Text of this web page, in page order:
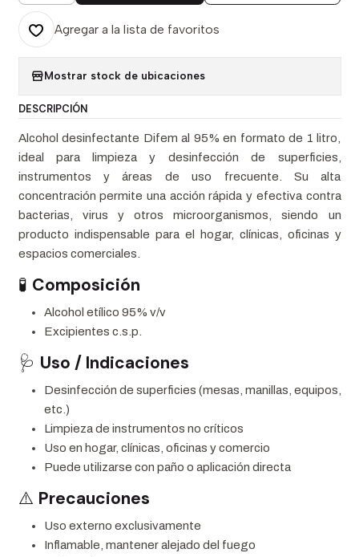
Agregar a la lista de favoritos
Mostrar stock de ubicaciones
DESCRIPCIÓN
Alcohol desinfectante Difem al 95% en formato de 1 litro,
ideal para limpieza y desinfección de superficies,
instrumentos y áreas de uso frecuente. Su alta
concentración permite una acción rápida y efectiva contra
bacterias, virus y otros microorganismos, siendo un
producto indispensable para el hogar, clínicas, oficinas y
espacios comerciales.
🧪 Composición
Alcohol etílico 95% v/v
Excipientes c.s.p.
🩺 Uso / Indicaciones
Desinfección de superficies (mesas, manillas, equipos,
etc.)
Limpieza de instrumentos no críticos
Uso en hogar, clínicas, oficinas y comercio
Puede utilizarse con paño o aplicación directa
⚠️ Precauciones
Uso externo exclusivamente
Inflamable, mantener alejado del fuego